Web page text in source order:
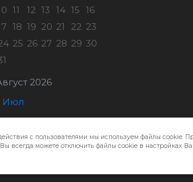
2026
11 12 13 14 15 16
18 19 20 21 22 23
25 26 27 28 29 30
Июл
Город32 © 2026
с пользователями мы используем файлы cookie.
всегда можете отключить файлы cookie в настройках